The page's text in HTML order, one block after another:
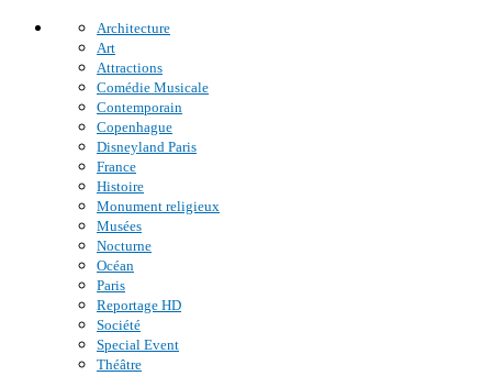
Architecture
Art
Attractions
Comédie Musicale
Contemporain
Copenhague
Disneyland Paris
France
Histoire
Monument religieux
Musées
Nocturne
Océan
Paris
Reportage HD
Société
Special Event
Théâtre